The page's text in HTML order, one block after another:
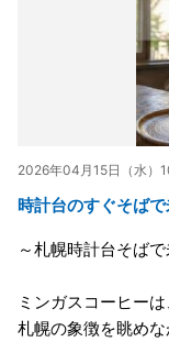
2026年04月15日（水）
時計台のすぐそば
～札幌時計台そば
ミンガスコーヒー
札幌の象徴を眺め